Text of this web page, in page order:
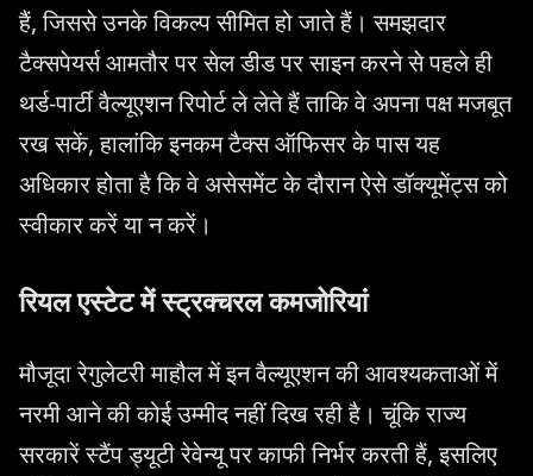
हैं, जिससे उनके विकल्प सीमित हो जाते हैं। समझदार
टैक्सपेयर्स आमतौर पर सेल डीड पर साइन करने से पहले ही
थर्ड-पार्टी वैल्यूएशन रिपोर्ट ले लेते हैं ताकि वे अपना पक्ष मजबूत
रख सकें, हालांकि इनकम टैक्स ऑफिसर के पास यह
अधिकार होता है कि वे असेसमेंट के दौरान ऐसे डॉक्यूमेंट्स को
स्वीकार करें या न करें।
रियल एस्टेट में स्ट्रक्चरल कमजोरियां
मौजूदा रेगुलेटरी माहौल में इन वैल्यूएशन की आवश्यकताओं में
नरमी आने की कोई उम्मीद नहीं दिख रही है। चूंकि राज्य
सरकारें स्टैंप ड्यूटी रेवेन्यू पर काफी निर्भर करती हैं, इसलिए